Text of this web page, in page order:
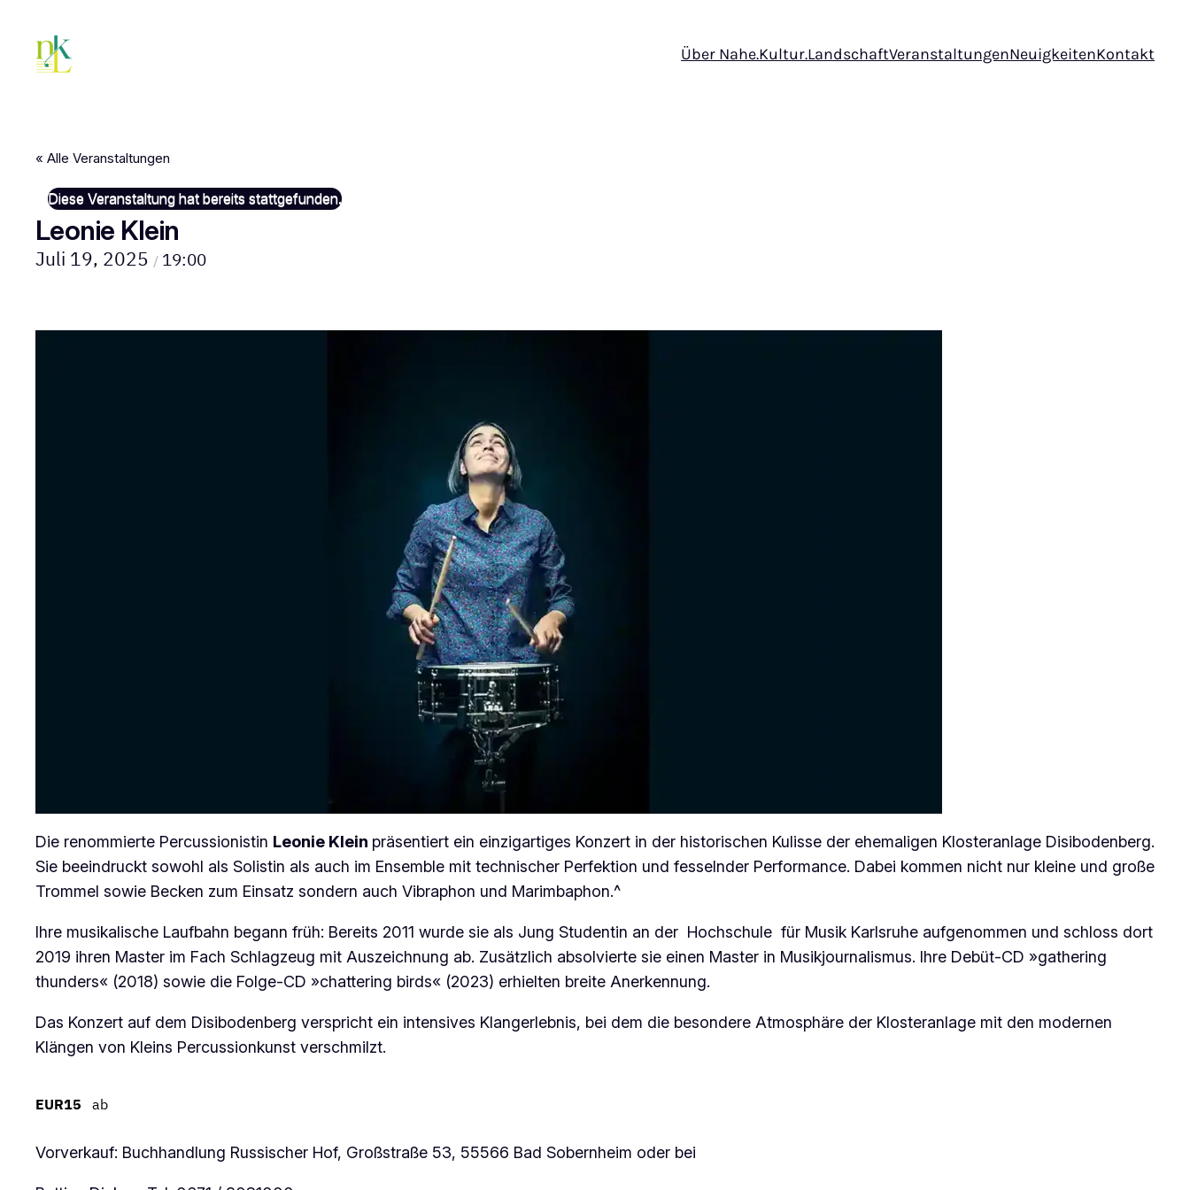
Über Nahe.Kultur.LandschaftVeranstaltungenNeuigkeitenKontakt
« Alle Veranstaltungen
Diese Veranstaltung hat bereits stattgefunden.
Leonie Klein
Juli 19, 2025 / 19:00
Die renommierte Percussionistin Leonie Klein präsentiert ein einzigartiges Konzert in der historischen Kulisse der ehemaligen Klosteranlage Disibodenberg.
Sie beeindruckt sowohl als Solistin als auch im Ensemble mit technischer Perfektion und fesselnder Performance. Dabei kommen nicht nur kleine und große
Trommel sowie Becken zum Einsatz sondern auch Vibraphon und Marimbaphon.^
Ihre musikalische Laufbahn begann früh: Bereits 2011 wurde sie als Jung Studentin an der Hochschule für Musik Karlsruhe aufgenommen und schloss dort
2019 ihren Master im Fach Schlagzeug mit Auszeichnung ab. Zusätzlich absolvierte sie einen Master in Musikjournalismus. Ihre Debüt-CD »gathering
thunders« (2018) sowie die Folge-CD »chattering birds« (2023) erhielten breite Anerkennung.
Das Konzert auf dem Disibodenberg verspricht ein intensives Klangerlebnis, bei dem die besondere Atmosphäre der Klosteranlage mit den modernen
Klängen von Kleins Percussionkunst verschmilzt.
EUR15 ab
Vorverkauf: Buchhandlung Russischer Hof, Großstraße 53, 55566 Bad Sobernheim oder bei